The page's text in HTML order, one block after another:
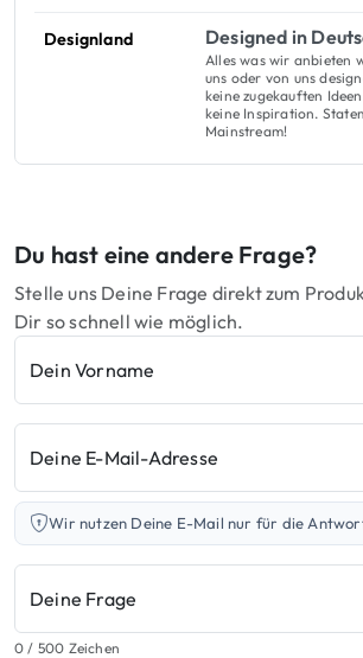
Designland Designed in
Alles was wir anbieten
uns oder von uns
keine zugekauften
keine Inspiration.
Mainstream!
Du hast eine andere Frage?
Stelle uns Deine Frage direkt zum
Dir so schnell wie möglich.
Dein Vorname
Deine E-Mail-Adresse
Wir nutzen Deine E-Mail nur für die
Deine Frage
0 / 500 Zeichen